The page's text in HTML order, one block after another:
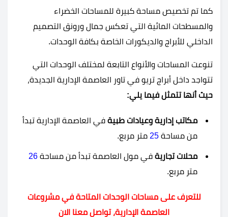
كما تم تخصيص مساحة كبيرة للمساحات الخضراء
والمسطحات المائية التي تعكس جمال ورونق التصميم
الداخلي للأبراج والديكورات الخاصة بكافة الوحدات.
تنوعت المساحات والأنواع التابعة لمختلف الوحدات التي
تتواجد داخل أبراج تريو في تاور العاصمة الإدارية الجديدة،
حيث أنها تتمثل فيما يلي:
مكاتب إدارية وعيادات طبية في العاصمة الإدارية تبدأ
من مساحة 25 متر مربع.
محلات تجارية في مول العاصمة تبدأ من مساحة 26
متر مربع.
للتعرف على مساحات الوحدات المتاحة في مشروعات
العاصمة الإدارية، تواصل معنا الان